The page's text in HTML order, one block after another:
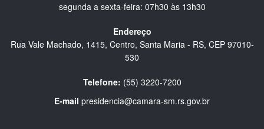
segunda a sexta-feira: 07h30 às 13h30
Endereço
Rua Vale Machado, 1415, Centro, Santa Maria - RS, CEP 97010-
530
Telefone: (55) 3220-7200
E-mail presidencia@camara-sm.rs.gov.br